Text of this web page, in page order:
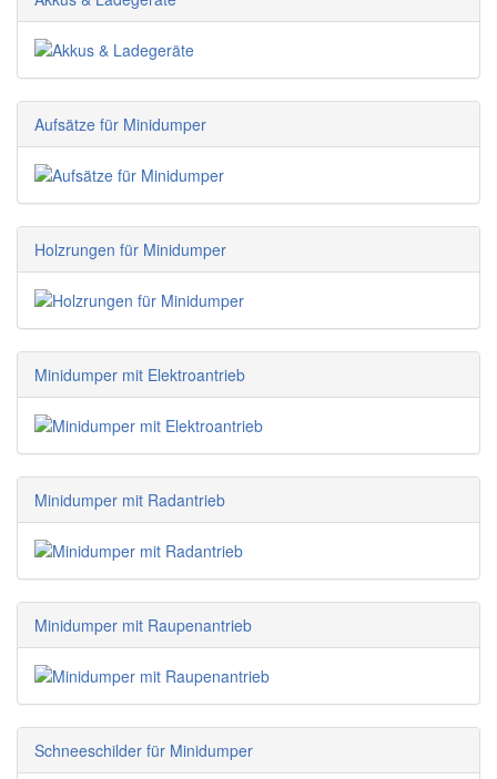
Aufsätze für Minidumper
Holzrungen für Minidumper
Minidumper mit Elektroantrieb
Minidumper mit Radantrieb
Minidumper mit Raupenantrieb
Schneeschilder für Minidumper